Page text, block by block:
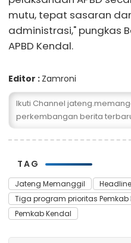
mutu, tepat sasaran
administrasi," pungkas
APBD Kendal.
Editor : Zamroni
Ikuti Channel
perkembangan berita
TAG
Jateng Memanggil
Headline
Tiga program prioritas
Pemkab Kendal